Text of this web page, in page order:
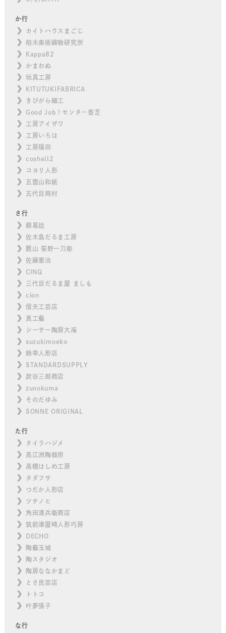
か行
カイトハウスまごじ
柏木美術鋳物研究所
Kappa82
かまわぬ
玩具工房
KITUTUKIFABRICA
きびがら細工
Good Job！センター香芝
工房アイザワ
工房いろは
工房福田
coshell2
コヨリ人形
五箇山和紙
五代目両村
さ行
蔡易廷
佐木島だるま工房
鷹山 笹野一刀彫
佐藤憲治
CINQ
三代目だるま屋 ましも
cion
信夫工芸店
真工藝
シーサー陶房大海
suzukimoeko
鈴幸人形店
STANDARDSUPPLY
炭谷三郎商店
zunokuma
そのだゆみ
SONNE ORIGINAL
た行
タイラハジメ
高江洲陶器所
高橋はしめ工房
タダフサ
つだか人形店
ツチノヒ
角田清兵衛商店
筑前津屋崎人形巧房
DECHO
陶藝玉城
陶スタジオ
陶房ななかまど
とさ民芸店
トトコ
叶夢張子
な行